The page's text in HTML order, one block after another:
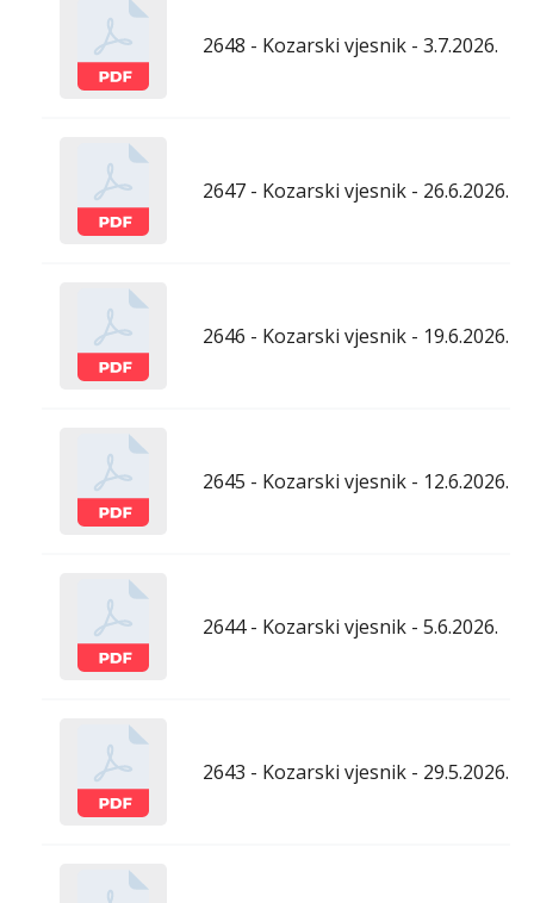
2648 - Kozarski vjesnik - 3.7.2026.
2647 - Kozarski vjesnik - 26.6.2026.
2646 - Kozarski vjesnik - 19.6.2026.
2645 - Kozarski vjesnik - 12.6.2026.
2644 - Kozarski vjesnik - 5.6.2026.
2643 - Kozarski vjesnik - 29.5.2026.